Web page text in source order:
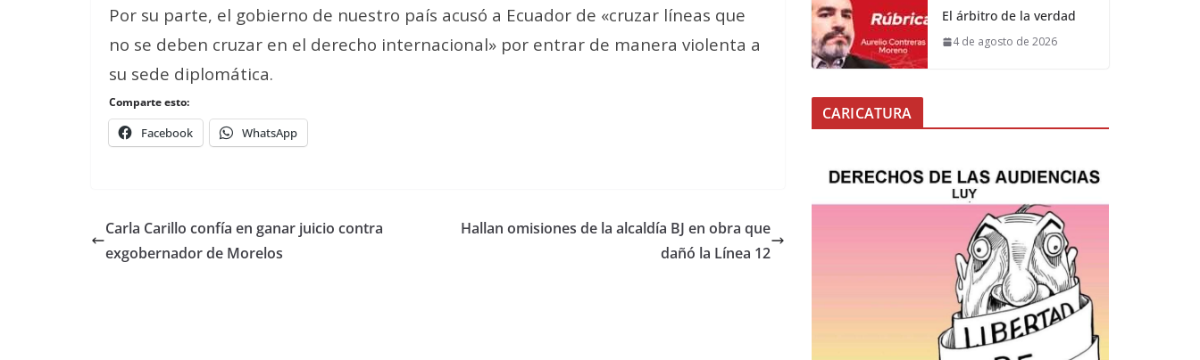
Por su parte, el gobierno de nuestro país acusó a Ecuador de «cruzar líneas que
no se deben cruzar en el derecho internacional» por entrar de manera violenta a
su sede diplomática.
Comparte esto:
Facebook WhatsApp
Carla Carillo confía en ganar juicio contra
exgobernador de Morelos
Hallan omisiones de la alcaldía BJ en obra que
dañó la Línea 12
El árbitro de la verdad
4 de agosto de 2026
CARICATURA